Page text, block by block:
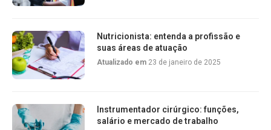
Nutricionista: entenda a profissão e
suas áreas de atuação
Atualizado em 23 de janeiro de 2025
Instrumentador cirúrgico: funções,
salário e mercado de trabalho